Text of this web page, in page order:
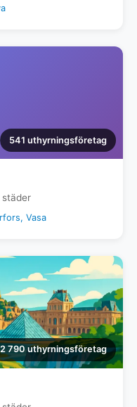
541 uthyrningsföretag
Vasa
2 790 uthyrningsföretag